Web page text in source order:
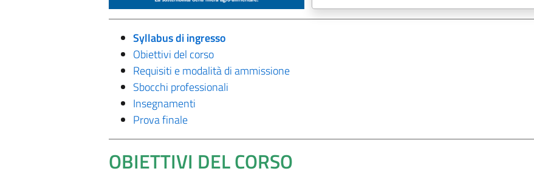
Syllabus di ingresso
Obiettivi del corso
Requisiti e modalità di ammissione
Sbocchi professionali
Insegnamenti
Prova finale
OBIETTIVI DEL CORSO